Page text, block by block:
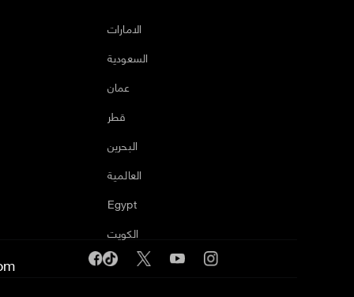
الامارات
السعودية
عمان
قطر
البحرين
العالمية
Egypt
الكويت